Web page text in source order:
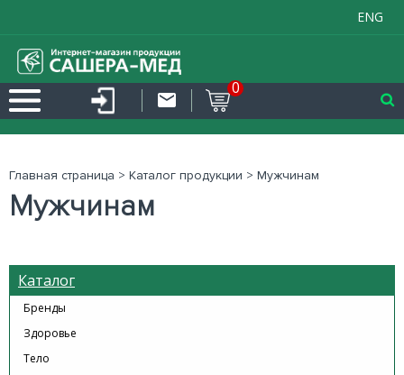
ENG
0
Главная страница > Каталог продукции > Мужчинам
Мужчинам
Каталог
Бренды
Здоровье
Тело